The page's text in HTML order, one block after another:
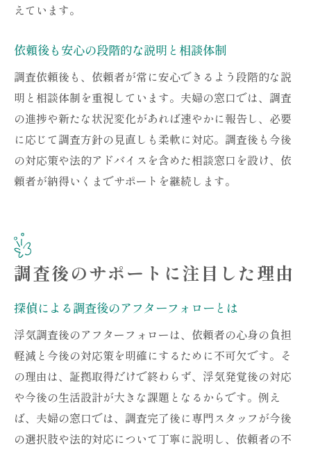
えています。
依頼後も安心の段階的な説明と相談体制
調査依頼後も、依頼者が常に安心できるよう段階的な説
明と相談体制を重視しています。夫婦の窓口では、調査
の進捗や新たな状況変化があれば速やかに報告し、必要
に応じて調査方針の見直しも柔軟に対応。調査後も今後
の対応策や法的アドバイスを含めた相談窓口を設け、依
頼者が納得いくまでサポートを継続します。
調査後のサポートに注目した理由
探偵による調査後のアフターフォローとは
浮気調査後のアフターフォローは、依頼者の心身の負担
軽減と今後の対応策を明確にするために不可欠です。そ
の理由は、証拠取得だけで終わらず、浮気発覚後の対応
や今後の生活設計が大きな課題となるからです。例え
ば、夫婦の窓口では、調査完了後に専門スタッフが今後
の選択肢や法的対応について丁寧に説明し、依頼者の不